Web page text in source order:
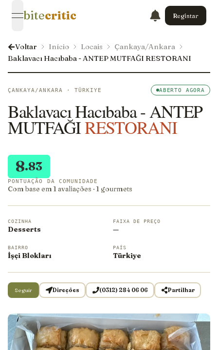
open navigation menu
bitecritic Registar
Voltar Início Locais
Çankaya/Ankara
Baklavacı Hacıbaba - ANTEP MUTFAĞI RESTORANI
ÇANKAYA/ANKARA · TÜRKIYE ABERTO AGORA
Baklavacı Hacıbaba - ANTEP
MUTFAĞIRESTORANI
8.83
PONTUAÇÃO DA COMUNIDADE
Com base em 1 avaliações · 1 gourmets
COZINHA
Desserts
FAIXA DE PREÇO
—
BAIRRO
İşçi Blokları
PAÍS
Türkiye
Seguir Direções (0312) 284 06 06 Partilhar